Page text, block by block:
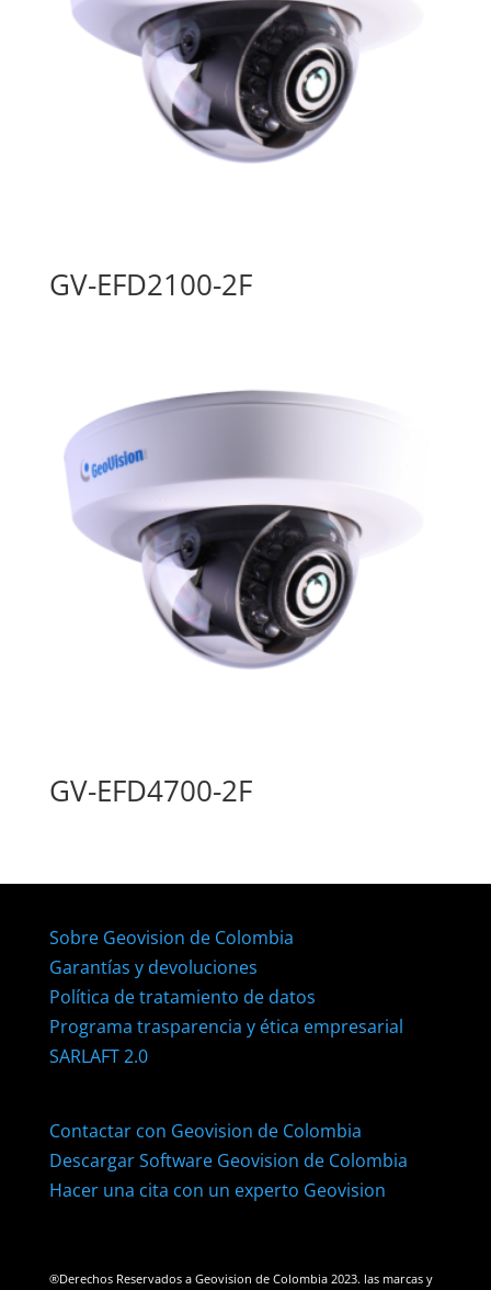
GV-EFD2100-2F
GV-EFD4700-2F
Sobre Geovision de Colombia
Garantías y devoluciones
Política de tratamiento de datos
Programa trasparencia y ética empresarial
SARLAFT 2.0
Contactar con Geovision de Colombia
Descargar Software Geovision de Colombia
Hacer una cita con un experto Geovision
®Derechos Reservados a Geovision de Colombia 2023. las marcas y